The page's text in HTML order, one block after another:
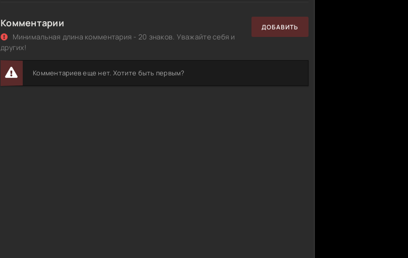
Комментарии
Минимальная длина комментария - 20 знаков. Уважайте себя и
других!
ДОБАВИТЬ
Комментариев еще нет. Хотите быть первым?